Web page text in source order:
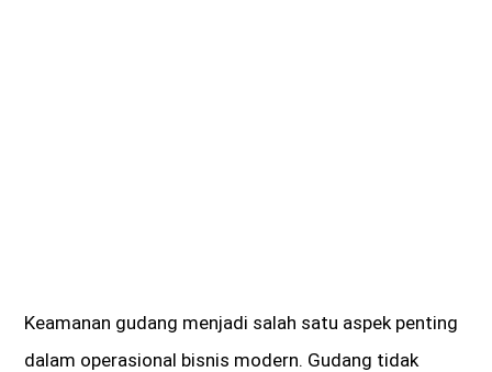
Keamanan gudang menjadi salah satu aspek penting
dalam operasional bisnis modern. Gudang tidak